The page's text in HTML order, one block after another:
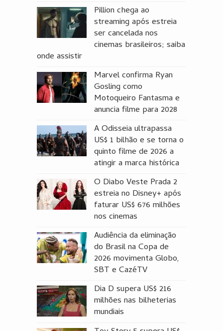
Pillion chega ao
streaming após estreia
ser cancelada nos
cinemas brasileiros; saiba
onde assistir
Marvel confirma Ryan
Gosling como
Motoqueiro Fantasma e
anuncia filme para 2028
A Odisseia ultrapassa
US$ 1 bilhão e se torna o
quinto filme de 2026 a
atingir a marca histórica
O Diabo Veste Prada 2
estreia no Disney+ após
faturar US$ 676 milhões
nos cinemas
Audiência da eliminação
do Brasil na Copa de
2026 movimenta Globo,
SBT e CazéTV
Dia D supera US$ 216
milhões nas bilheterias
mundiais